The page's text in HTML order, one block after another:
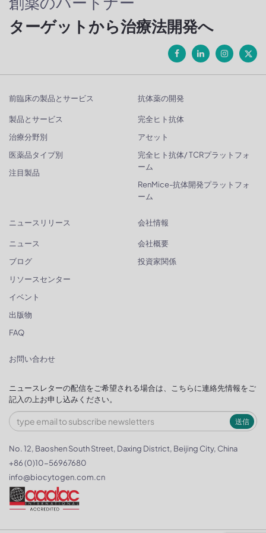
ターゲットから治療法開発へ
前臨床の製品とサービス
製品とサービス
治療分野別
医薬品タイプ別
注目製品
抗体薬の開発
完全ヒト抗体
アセット
完全ヒト抗体/ TCRプラットフォ
ーム
RenMice-抗体開発プラットフォ
ーム
ニュースリリース
ニュース
ブログ
リソースセンター
イベント
出版物
FAQ
会社情報
会社概要
投資家関係
お問い合わせ
ニュースレターの配信をご希望される場合は、こちらに連絡先情報をご
記入の上お申し込みください。
送信
No. 12, Baoshen South Street, Daxing District, Beijing City, China
+86 (0)10-56967680
info@biocytogen.com.cn